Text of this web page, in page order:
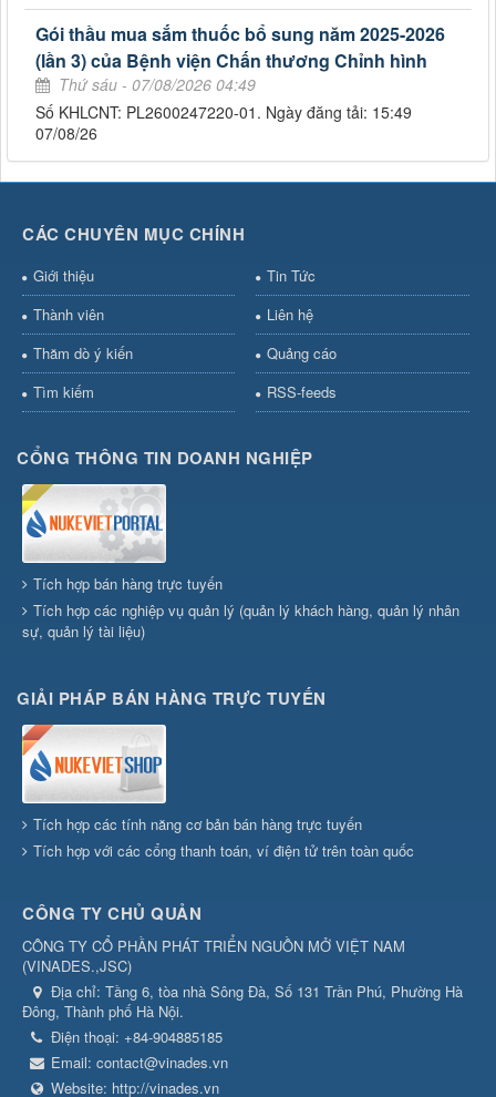
Gói thầu mua sắm thuốc bổ sung năm 2025-2026
(lần 3) của Bệnh viện Chấn thương Chỉnh hình
Thứ sáu - 07/08/2026 04:49
Số KHLCNT: PL2600247220-01. Ngày đăng tải: 15:49
07/08/26
CÁC CHUYÊN MỤC CHÍNH
Giới thiệu
Tin Tức
Thành viên
Liên hệ
Thăm dò ý kiến
Quảng cáo
Tìm kiếm
RSS-feeds
CỔNG THÔNG TIN DOANH NGHIỆP
Tích hợp bán hàng trực tuyến
Tích hợp các nghiệp vụ quản lý (quản lý khách hàng, quản lý nhân
sự, quản lý tài liệu)
GIẢI PHÁP BÁN HÀNG TRỰC TUYẾN
Tích hợp các tính năng cơ bản bán hàng trực tuyến
Tích hợp với các cổng thanh toán, ví điện tử trên toàn quốc
CÔNG TY CHỦ QUẢN
CÔNG TY CỔ PHẦN PHÁT TRIỂN NGUỒN MỞ VIỆT NAM
(VINADES.,JSC)
Địa chỉ: Tầng 6, tòa nhà Sông Đà, Số 131 Trần Phú, Phường Hà
Đông, Thành phố Hà Nội.
Điện thoại: +84-904885185
Email: contact@vinades.vn
Website: http://vinades.vn